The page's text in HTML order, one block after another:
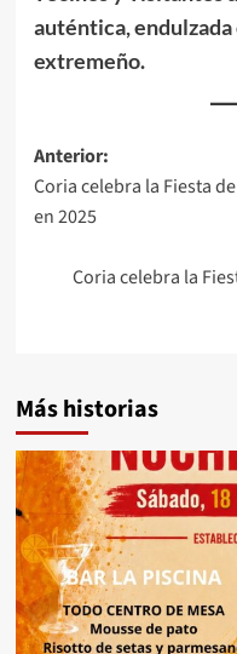
auténtica,
extremeño.
Navegación
de
entradas
Anterior:
Coria celebra la Fiesta
en 2025
Coria celebra la
Más historias